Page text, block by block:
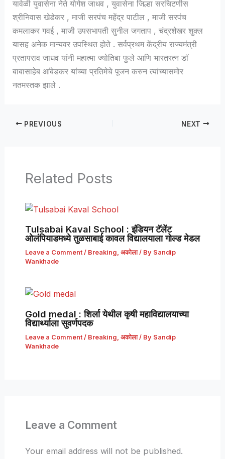
यावेळी युवासेना नेते योगेश जाधव , युवासेना जिल्हा सरचिटणीस
श्रीनिवास खेडेकर , माजी सरपंच महेंद्र पाटील , माजी सरपंच
कमलाकर गवई , माजी उपसभापती सुनील जगताप , चंद्रशेखर शुक्ल
यासह अनेक मान्यवर उपस्थित होते . सर्वप्रथम केंद्रीय राज्यमंत्री
प्रतापराव जाधव यांनी महात्मा ज्योतिबा फुले आणि भारतरत्न डॉ
बाबासाहेब आंबेडकर यांच्या प्रतिमेचे पूजन करुन त्यांच्यासमोर
नतमस्तक झाले .
PREVIOUS NEXT
Related Posts
Tulsabai Kaval School : इंडियन टॅलेंट
ओलंपियाडमध्ये तुळसाबाई कावल विद्यालयाला गोल्ड मेडल
Leave a Comment / Breaking अकोला/ By Sandip
Wankhade
Gold medal : शिर्ला येथील कृषी महाविद्यालयाच्या
विद्यार्थ्याला सुवर्णपदक
Leave a Comment / Breaking अकोला/ By Sandip
Wankhade
Leave a Comment
Your email address will not be published.